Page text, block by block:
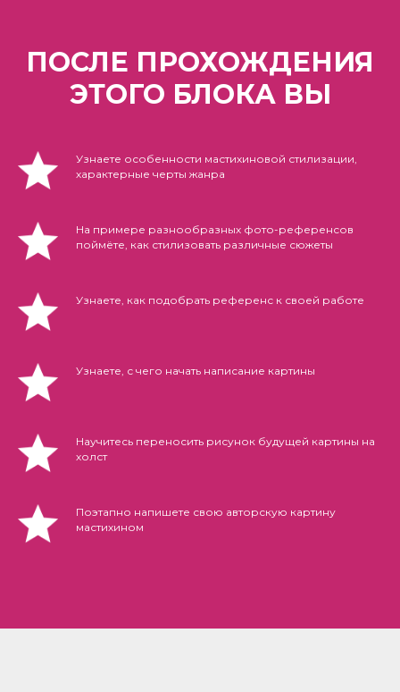
ПОСЛЕ ПРОХОЖДЕНИЯ
ЭТОГО БЛОКА ВЫ
Узнаете особенности мастихиновой стилизации,
характерные черты жанра
На примере разнообразных фото-референсов
поймёте, как стилизовать различные сюжеты
Узнаете, как подобрать референс к своей работе
Узнаете, с чего начать написание картины
Научитесь переносить рисунок будущей картины на
холст
Поэтапно напишете свою авторскую картину
мастихином